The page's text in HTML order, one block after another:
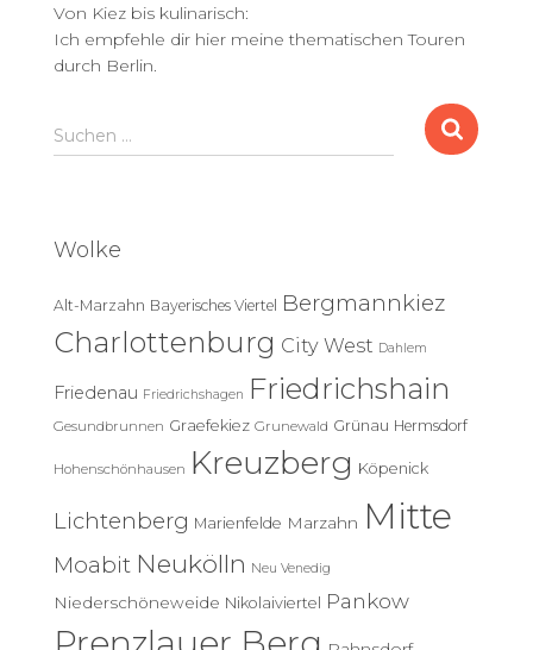
Von Kiez bis kulinarisch:
Ich empfehle dir hier meine thematischen Touren
durch Berlin.
S
u
n
a
c
:
Suchen …
Wolke
Alt-Marzahn Bayerisches Viertel Bergmannkiez
Charlottenburg City West Dahlem
Friedenau Friedrichshagen Friedrichshain
Gesundbrunnen Graefekiez Grunewald Grünau Hermsdorf
Hohenschönhausen Kreuzberg Köpenick
Lichtenberg Marienfelde Marzahn Mitte
Moabit Neukölln Neu Venedig
Niederschöneweide Nikolaiviertel Pankow